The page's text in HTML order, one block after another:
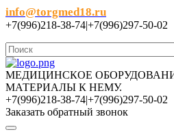
info@torgmed18.ru
+7(996)218-38-74|+7(996)297-50-02
МЕДИЦИНСКОЕ
МАТЕРИАЛЫ К НЕМУ.
+7(996)218-38-74|+7(996)297-50-02
Заказать обратный звонок